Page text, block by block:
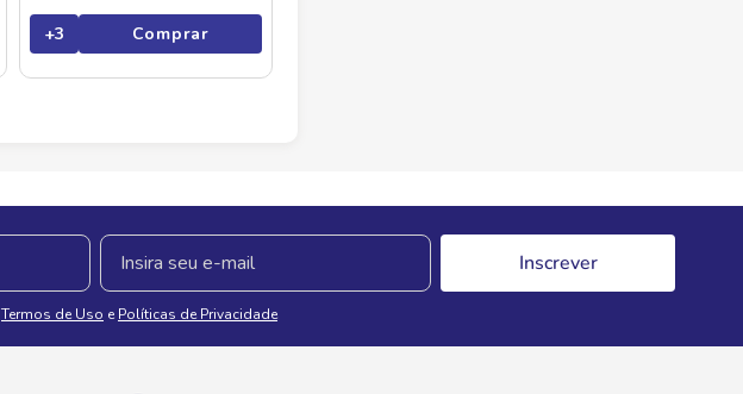
+3 Comprar
Inscrever
Termos de Uso e Políticas de Privacidade